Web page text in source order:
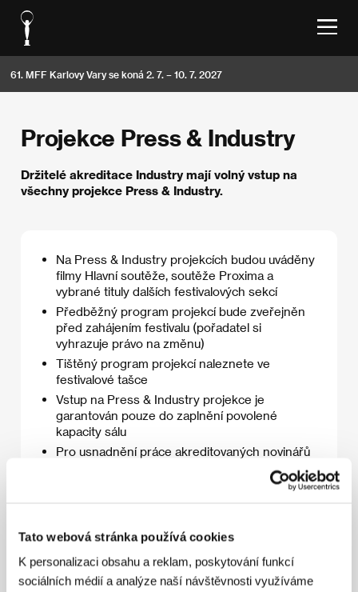
Tato webová stránka používá cookies
K personalizaci obsahu a reklam, poskytování funkcí
sociálních médií a analýze naší návštěvnosti využíváme
61. MFF Karlovy Vary se koná 2. 7. – 10. 7. 2027
Projekce Press & Industry
Držitelé akreditace Industry mají volný vstup na
všechny projekce Press & Industry.
Na Press & Industry projekcích budou uváděny
filmy Hlavní soutěže, soutěže Proxima a
vybrané tituly dalších festivalových sekcí
Předběžný program projekcí bude zveřejněn
před zahájením festivalu (pořadatel si
vyhrazuje právo na změnu)
Tištěný program projekcí naleznete ve
festivalové tašce
Vstup na Press & Industry projekce je
garantován pouze do zaplnění povolené
kapacity sálu
Pro usnadnění práce akreditovaných novinářů
11. 7. 2026